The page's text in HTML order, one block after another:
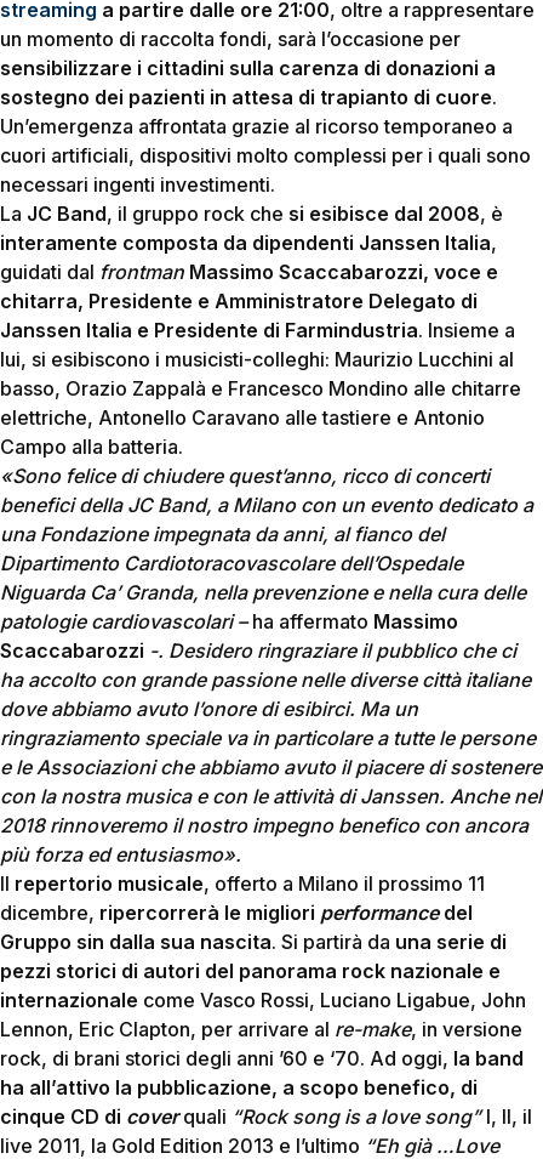
streaming a partire dalle ore 21:00, oltre a rappresentare
un momento di raccolta fondi, sarà l’occasione per
sensibilizzare i cittadini sulla carenza di donazioni a
sostegno dei pazienti in attesa di trapianto di cuore.
Un’emergenza affrontata grazie al ricorso temporaneo a
cuori artificiali, dispositivi molto complessi per i quali sono
necessari ingenti investimenti.
La JC Band, il gruppo rock che si esibisce dal 2008, è
interamente composta da dipendenti Janssen Italia,
guidati dal frontman Massimo Scaccabarozzi, voce e
chitarra, Presidente e Amministratore Delegato di
Janssen Italia e Presidente di Farmindustria. Insieme a
lui, si esibiscono i musicisti-colleghi: Maurizio Lucchini al
basso, Orazio Zappalà e Francesco Mondino alle chitarre
elettriche, Antonello Caravano alle tastiere e Antonio
Campo alla batteria.
«Sono felice di chiudere quest’anno, ricco di concerti
benefici della JC Band, a Milano con un evento dedicato a
una Fondazione impegnata da anni, al fianco del
Dipartimento Cardiotoracovascolare dell’Ospedale
Niguarda Ca’ Granda, nella prevenzione e nella cura delle
patologie cardiovascolari –ha affermato Massimo
Scaccabarozzi -. Desidero ringraziare il pubblico che ci
ha accolto con grande passione nelle diverse città italiane
dove abbiamo avuto l’onore di esibirci. Ma un
ringraziamento speciale va in particolare a tutte le persone
e le Associazioni che abbiamo avuto il piacere di sostenere
con la nostra musica e con le attività di Janssen. Anche nel
2018 rinnoveremo il nostro impegno benefico con ancora
più forza ed entusiasmo».
Il repertorio musicale, offerto a Milano il prossimo 11
dicembre, ripercorrerà le migliori performancedel
Gruppo sin dalla sua nascita. Si partirà da una serie di
pezzi storici di autori del panorama rock nazionale e
internazionale come Vasco Rossi, Luciano Ligabue, John
Lennon, Eric Clapton, per arrivare al re-make, in versione
rock, di brani storici degli anni ’60 e ‘70. Ad oggi, la band
ha all’attivo la pubblicazione, a scopo benefico, di
cinque CD di coverquali “Rock song is a love song”I, II, il
live 2011, la Gold Edition 2013 e l’ultimo “Eh già …Love